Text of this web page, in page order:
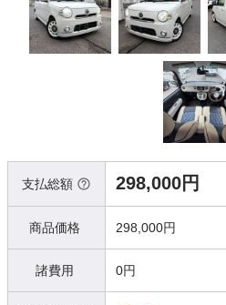
支払総額 298,000円
商品価格 298,000円
諸費用 0円